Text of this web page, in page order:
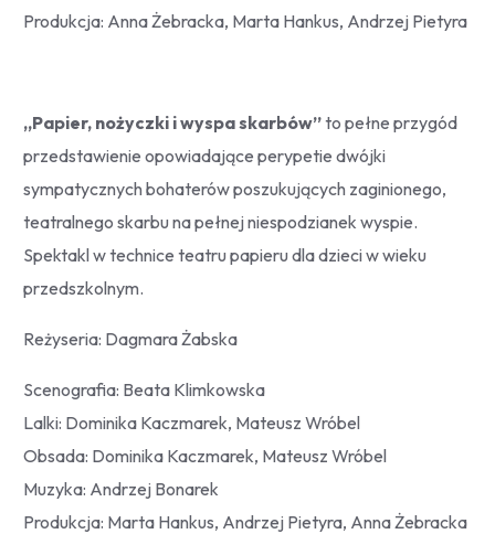
Produkcja: Anna Żebracka, Marta Hankus, Andrzej Pietyra
„Papier, nożyczki i wyspa skarbów”to pełne przygód
przedstawienie opowiadające perypetie dwójki
sympatycznych bohaterów poszukujących zaginionego,
teatralnego skarbu na pełnej niespodzianek wyspie.
Spektakl w technice teatru papieru dla dzieci w wieku
przedszkolnym.
Reżyseria: Dagmara Żabska
Scenografia: Beata Klimkowska
Lalki: Dominika Kaczmarek, Mateusz Wróbel
Obsada: Dominika Kaczmarek, Mateusz Wróbel
Muzyka: Andrzej Bonarek
Produkcja: Marta Hankus, Andrzej Pietyra, Anna Żebracka